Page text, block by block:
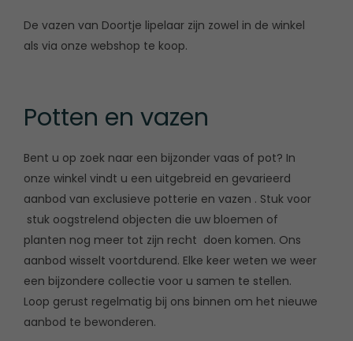
De vazen van Doortje lipelaar zijn zowel in de winkel
als via onze webshop te koop.
Potten en vazen
Bent u op zoek naar een bijzonder vaas of pot? In
onze winkel vindt u een uitgebreid en gevarieerd
aanbod van exclusieve potterie en vazen . Stuk voor
stuk oogstrelend objecten die uw bloemen of
planten nog meer tot zijn recht doen komen. Ons
aanbod wisselt voortdurend. Elke keer weten we weer
een bijzondere collectie voor u samen te stellen.
Loop gerust regelmatig bij ons binnen om het nieuwe
aanbod te bewonderen.